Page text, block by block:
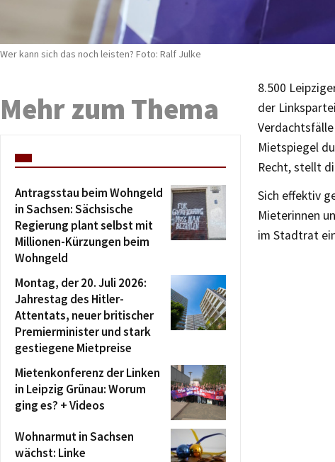
Wer kann sich das noch leisten? Foto: Ralf Julke
8.500
der
Mietspiegel
Recht, stellt
Sich effektiv
Mieterinnen
im Stadtrat
Mehr zum Thema
Antragsstau beim Wohngeld
in Sachsen: Sächsische
Regierung plant selbst mit
Millionen-Kürzungen beim
Wohngeld
Montag, der 20. Juli 2026:
Jahrestag des Hitler-
Attentats, neuer britischer
Premierminister und stark
gestiegene Mietpreise
Mietenkonferenz der Linken
in Leipzig Grünau: Worum
ging es? + Videos
Wohnarmut in Sachsen
wächst: Linke